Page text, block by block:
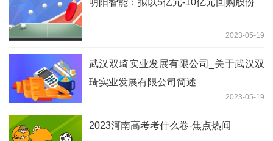
2023-05-19
武汉双琦实业发展有限公司_关于武汉双
琦实业发展有限公司简述
2023-05-19
2023河南高考考什么卷-焦点热闻